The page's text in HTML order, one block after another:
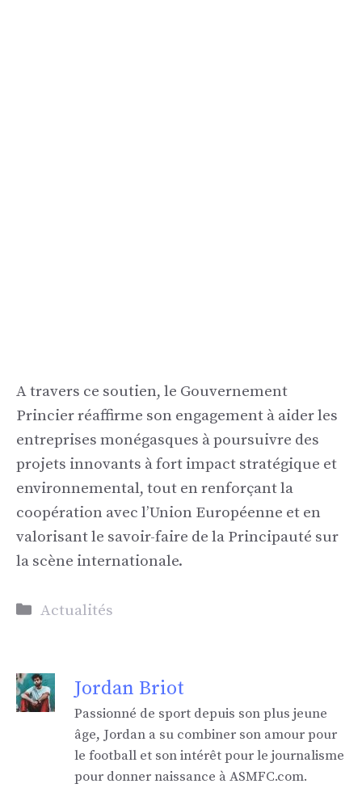
A travers ce soutien, le Gouvernement
Princier réaffirme son engagement à aider les
entreprises monégasques à poursuivre des
projets innovants à fort impact stratégique et
environnemental, tout en renforçant la
coopération avec l’Union Européenne et en
valorisant le savoir-faire de la Principauté sur
la scène internationale.
Catégories
Actualités
Jordan Briot
Passionné de sport depuis son plus jeune
âge, Jordan a su combiner son amour pour
le football et son intérêt pour le journalisme
pour donner naissance à ASMFC.com.